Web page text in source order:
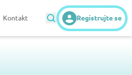
Kontakt Registrujte se